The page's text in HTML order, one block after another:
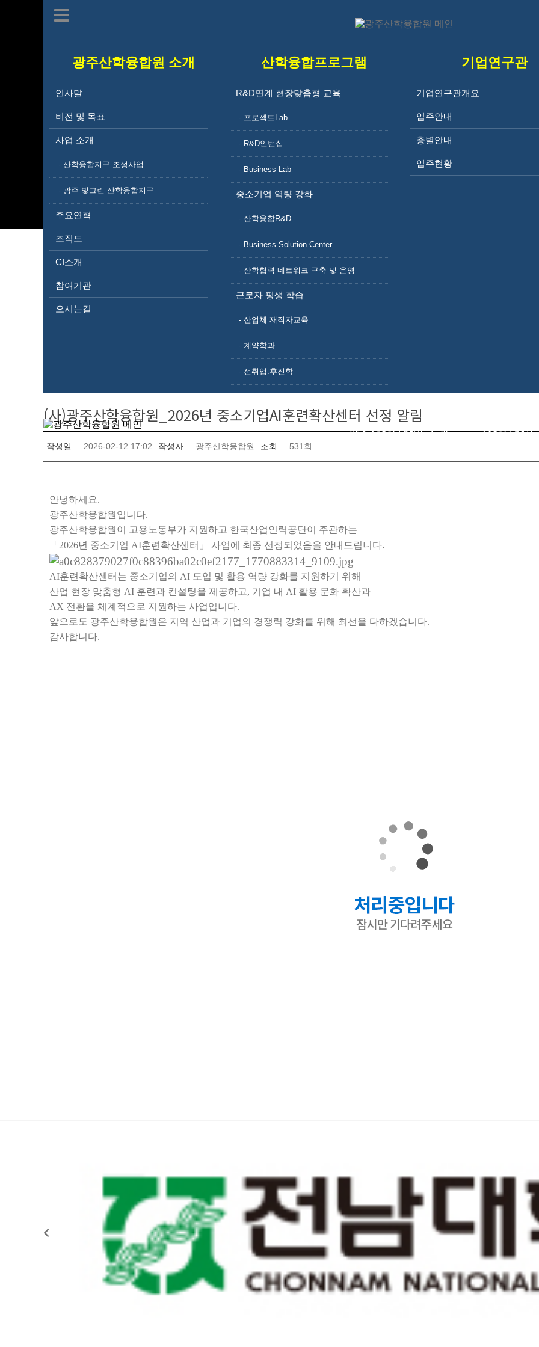
광주산학융합원 소개
인사말
비전 및 목표
사업 소개
- 산학융합지구 조성사업
- 광주 빛그린 산학융합지구
주요연혁
조직도
CI소개
참여기관
오시는길
산학융합프로그램
R&D연계 현장맞춤형 교육
- 프로젝트Lab
- R&D인턴십
- Business Lab
중소기업 역량 강화
- 산학융합R&D
- Business Solution Center
- 산학협력 네트워크 구축 및 운영
근로자 평생 학습
- 산업체 재직자교육
- 계약학과
- 선취업.후진학
기업연구관
기업연구관개요
입주안내
층별안내
입주현황
광주산학융합원 소개 산학융합프
공지사항
공지사항
(사)광주산학융합원_2026년 중소기업AI훈련확산센터 선정 알림
작성일 2026-02-12 17:02 작성자 광주산학융합원 조회 531회
안녕하세요.
광주산학융합원입니다.
광주산학융합원이 고용노동부가 지원하고 한국산업인력공단이 주관하는
「 2026년 중소기업 AI훈련확산센터 」 사업에 최종 선정되었음을 안내드립니다.
AI훈련확산센터는 중소기업의 AI 도입 및 활용 역량 강화를 지원하기 위해
산업 현장 맞춤형 AI 훈련과 컨설팅을 제공하고, 기업 내 AI 활용 문화 확산과
AX 전환을 체계적으로 지원하는 사업입니다.
앞으로도 광주산학융합원은 지역 산업과 기업의 경쟁력 강화를 위해 최선을 다하겠습니다.
감사합니다.